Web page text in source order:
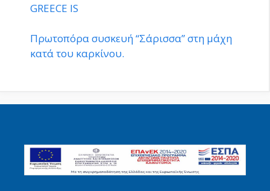
GREECE IS
Πρωτοπόρα συσκευή “Σάρισσα” στη μάχη
κατά του καρκίνου.